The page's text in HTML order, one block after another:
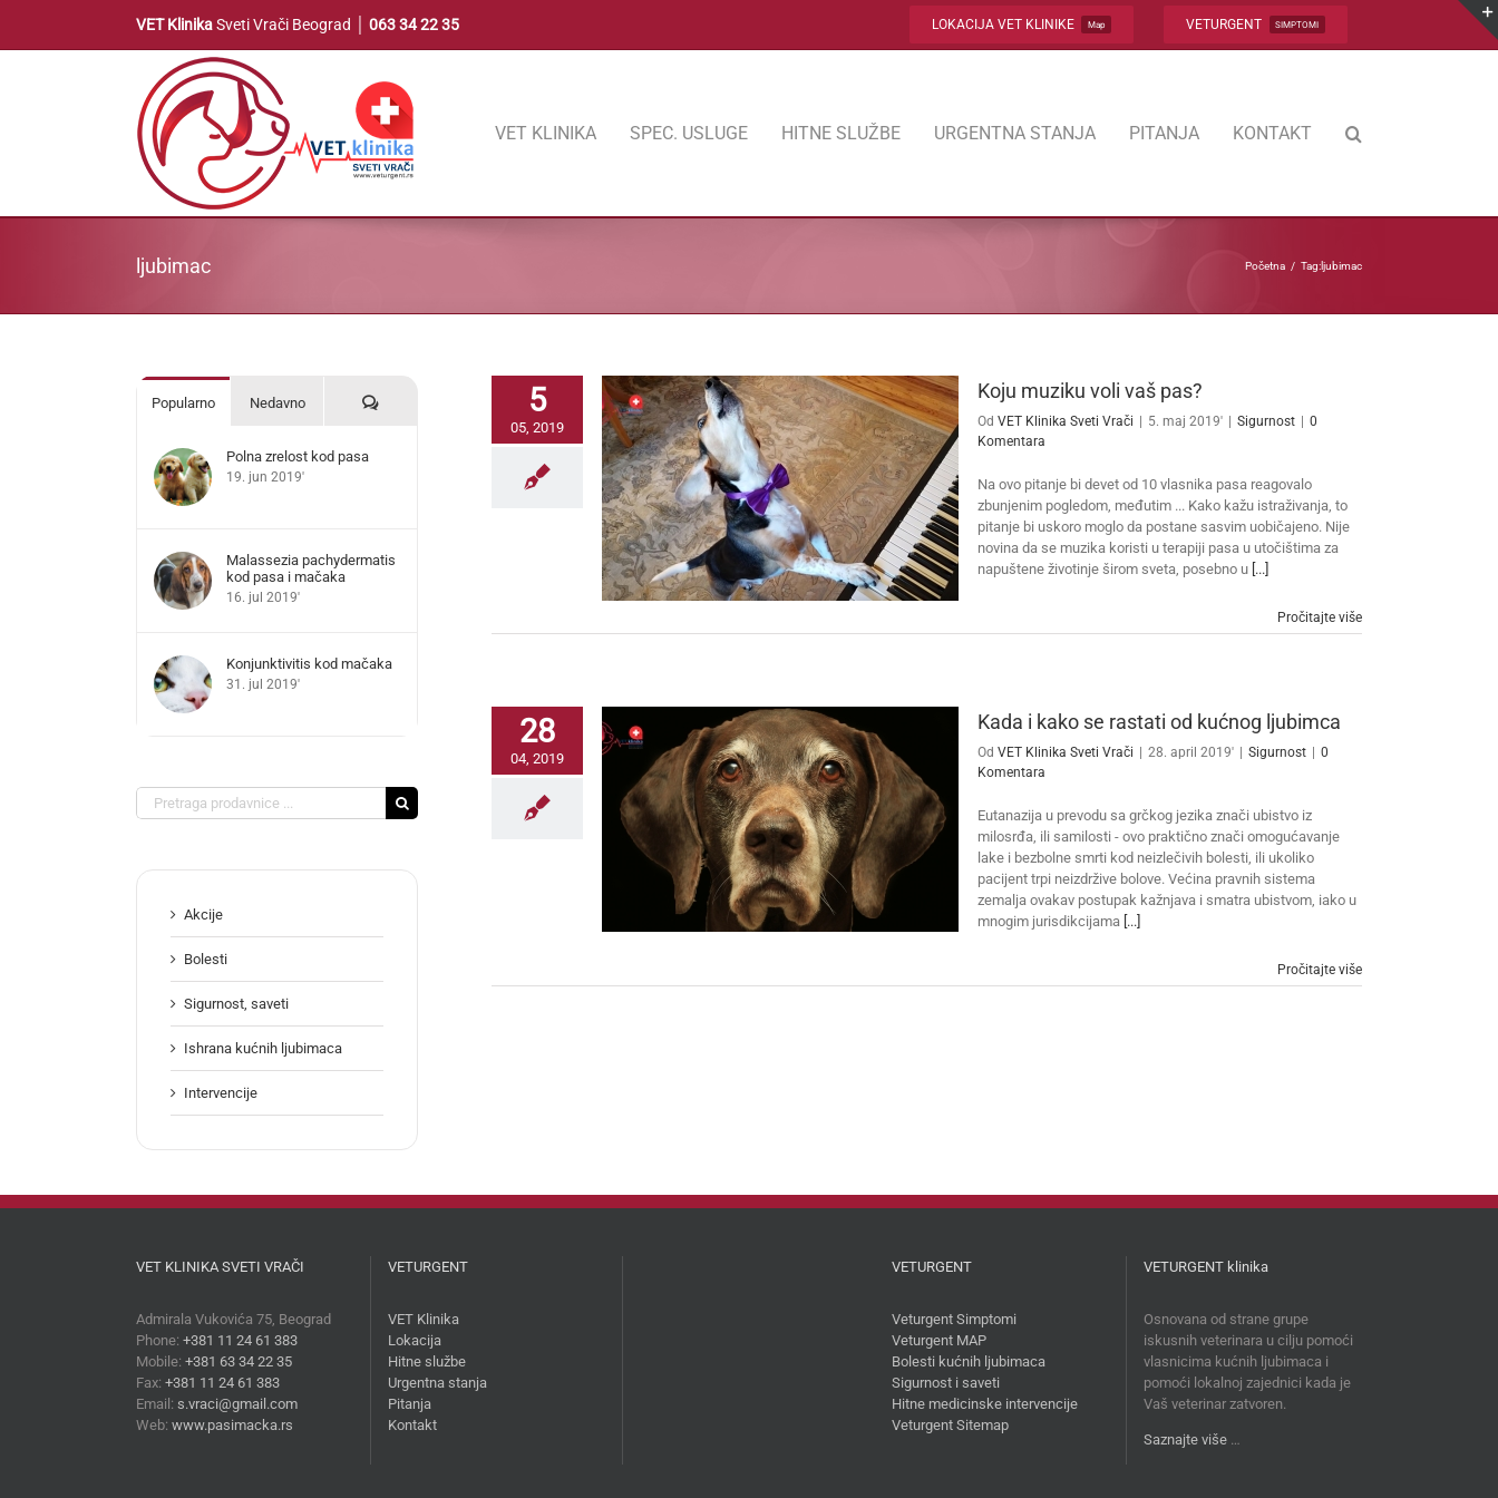
content
VET KlinikaSveti Vrači Beograd │ 063 34 22 35 LOKACIJA VET KLINIKE Map VETURGENT SIMPTOMI
VET KLINIKA SPEC. USLUGE HITNE SLUŽBE URGENTNA STANJA PITANJA KONTAKT
ljubimac Početna Tag:ljubimac
5
05, 2019
Koju muziku voli vaš pas?
Od VET Klinika Sveti Vrači 5. maj 2019' Sigurnost
0
Komentara
Na ovo pitanje bi devet od 10 vlasnika pasa reagovalo
zbunjenim pogledom, međutim ... Kako kažu istraživanja, to
pitanje bi uskoro moglo da postane sasvim uobičajeno. Nije
novina da se muzika koristi u terapiji pasa u utočištima za
napuštene životinje širom sveta, posebno u [...]
Pročitajte više
28
04, 2019
Kada i kako se rastati od kućnog ljubimca
Od VET Klinika Sveti Vrači 28. april 2019' Sigurnost
0
Komentara
Eutanazija u prevodu sa grčkog jezika znači ubistvo iz
milosrđa, ili samilosti - ovo praktično znači omogućavanje
lake i bezbolne smrti kod neizlečivih bolesti, ili ukoliko
pacijent trpi neizdržive bolove. Većina pravnih sistema
zemalja ovakav postupak kažnjava i smatra ubistvom, iako u
mnogim jurisdikcijama [...]
Pročitajte više
Popularno Nedavno Komentari
Polna zrelost kod pasa
19. jun 2019'
Malassezia pachydermatis
kod pasa i mačaka
16. jul 2019'
Konjunktivitis kod mačaka
31. jul 2019'
Search
for:
Akcije
Bolesti
Sigurnost, saveti
Ishrana kućnih ljubimaca
Intervencije
VET KLINIKA SVETI VRAČI
Admirala Vukovića 75, Beograd
Phone: +381 11 24 61 383
Mobile: +381 63 34 22 35
Fax: +381 11 24 61 383
Email: s.vraci@gmail.com
Web: www.pasimacka.rs
VETURGENT
VET Klinika
Lokacija
Hitne službe
Urgentna stanja
Pitanja
Kontakt
VETURGENT
Veturgent Simptomi
Veturgent MAP
Bolesti kućnih ljubimaca
Sigurnost i saveti
Hitne medicinske intervencije
Veturgent Sitemap
VETURGENT klinika
Osnovana od strane grupe
iskusnih veterinara u cilju pomoći
vlasnicima kućnih ljubimaca i
pomoći lokalnoj zajednici kada je
Vaš veterinar zatvoren.
Saznajte više …